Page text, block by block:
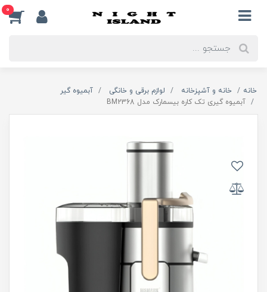
0
خانه خانه و آشپزخانه لوازم برقی و خانگی
آبمیوه گیر
آبمیوه گیری تک کاره بیسمارک مدل BM2368